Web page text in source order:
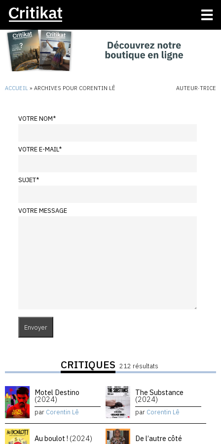
ACCUEIL » ARCHIVES POUR CORENTIN LÊ AUTEUR·TRICE
VOTRE NOM*
VOTRE E-MAIL*
SUJET*
VOTRE MESSAGE
CRITIQUES 212 résultats
Motel Destino
(2024)
par Corentin Lê
The Substance
(2024)
par Corentin Lê
Au boulot ! (2024) De l’autre côté